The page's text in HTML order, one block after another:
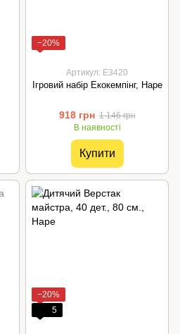
−20%
Артикул: E3420
Ігровий набір Екокемпінг, Hape
918 грн 1 146 грн
В наявності
Купити
−20%
5